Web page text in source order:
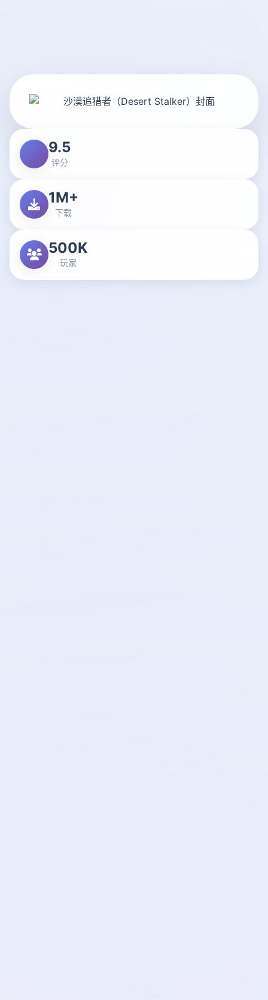
9.5
评分
1M+
下载
500K
玩家